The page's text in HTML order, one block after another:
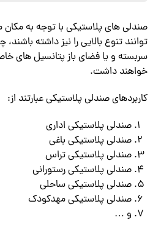
صندلی های پلاستیکی با توجه به مکان
توانند تنوع بالایی را نیز داشته
سربسته و یا فضای باز پتانسیل های
خواهند داشت.
کاربردهای صندلی پلاستیکی عبارتند از:
صندلی پلاستیکی اداری
صندلی پلاستیکی باغی
صندلی پلاستیکی تراس
صندلی پلاستیکی رستورانی
صندلی پلاستیکی ساحلی
صندلی پلاستیکی مهدکودک
و …